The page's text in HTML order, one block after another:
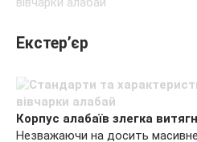
Екстер’єр
Корпус алабаїв злегка
Незважаючи на досить